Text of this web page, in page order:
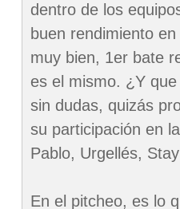
dentro de los
buen rendimiento
muy bien, 1er bate
es el mismo. ¿Y
sin dudas, quizás
su participación en
Pablo, Urgellés,
En el pitcheo, es lo